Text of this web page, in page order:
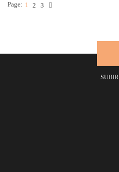
Page: 1 2 3
SUBIR